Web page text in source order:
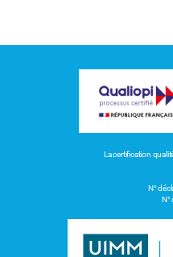
La certification
N°
N°